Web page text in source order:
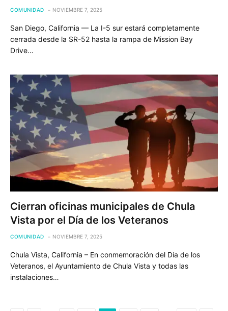
COMUNIDAD NOVIEMBRE 7, 2025
San Diego, California — La I-5 sur estará completamente
cerrada desde la SR-52 hasta la rampa de Mission Bay
Drive…
Cierran oficinas municipales de Chula
Vista por el Día de los Veteranos
COMUNIDAD NOVIEMBRE 7, 2025
Chula Vista, California – En conmemoración del Día de los
Veteranos, el Ayuntamiento de Chula Vista y todas las
instalaciones…